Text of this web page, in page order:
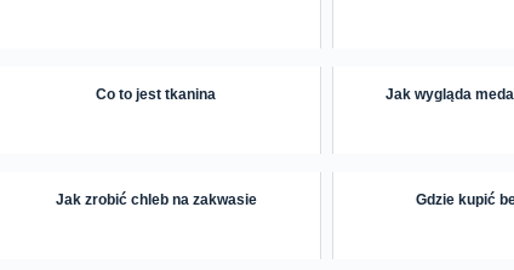
Co to jest tkanina Jak wygląda
Jak zrobić chleb na zakwasie Gdzie kupić